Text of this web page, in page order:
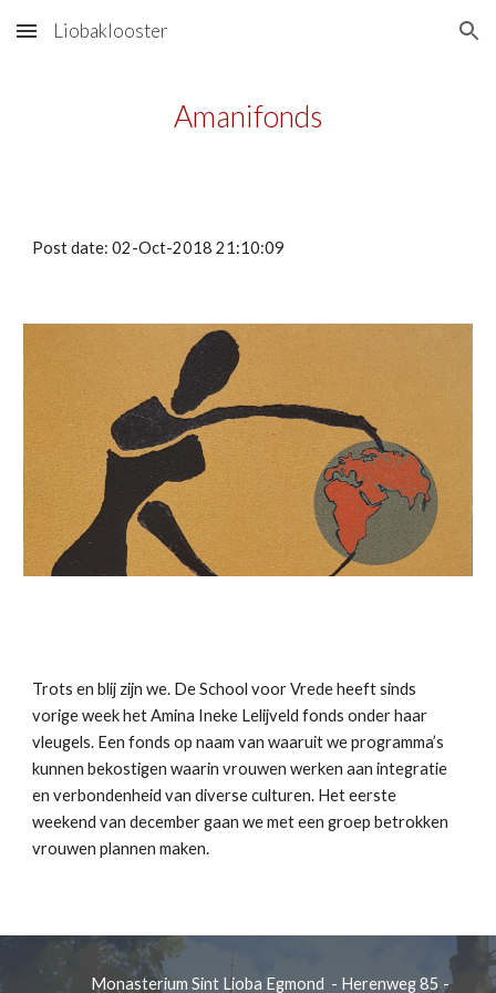
Skip to main content Skip to navigation
Liobaklooster
Amanifonds
Post date: 02-Oct-2018 21:10:09
Trots en blij zijn we. De School voor Vrede heeft sinds
vorige week het Amina Ineke Lelijveld fonds onder haar
vleugels. Een fonds op naam van waaruit we programma’s
kunnen bekostigen waarin vrouwen werken aan integratie
en verbondenheid van diverse culturen. Het eerste
weekend van december gaan we met een groep betrokken
vrouwen plannen maken.
Monasterium Sint Lioba Egmond - Herenweg 85 -